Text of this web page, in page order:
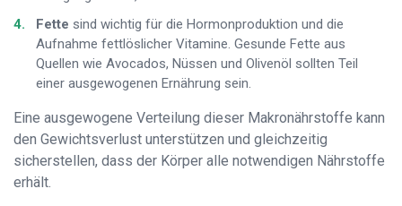
Fette sind wichtig für die Hormonproduktion und die
Aufnahme fettlöslicher Vitamine. Gesunde Fette aus
Quellen wie Avocados, Nüssen und Olivenöl sollten Teil
einer ausgewogenen Ernährung sein.
Eine ausgewogene Verteilung dieser Makronährstoffe kann
den Gewichtsverlust unterstützen und gleichzeitig
sicherstellen, dass der Körper alle notwendigen Nährstoffe
erhält.